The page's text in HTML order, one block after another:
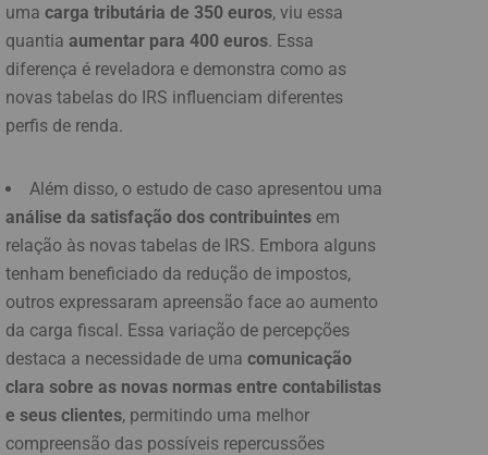
uma carga tributária de 350 euros, viu essa
quantia aumentar para 400 euros. Essa
diferença é reveladora e demonstra como as
novas tabelas do IRS influenciam diferentes
perfis de renda.
Além disso, o estudo de caso apresentou uma
análise da satisfação dos contribuintes em
relação às novas tabelas de IRS. Embora alguns
tenham beneficiado da redução de impostos,
outros expressaram apreensão face ao aumento
da carga fiscal. Essa variação de percepções
destaca a necessidade de uma comunicação
clara sobre as novas normas entre contabilistas
e seus clientes, permitindo uma melhor
compreensão das possíveis repercussões